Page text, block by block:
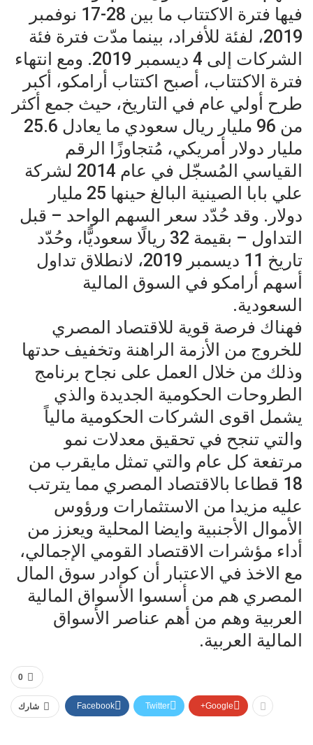
فيها فترة الاكتتاب ما بين 28-17 نوفمبر
2019، لفئة للأفراد، بينما مدّت فترة فئة
الشركات إلى 4 ديسمبر 2019. ومع انتهاء
فترة الاكتتاب، أصبح اكتتاب أرامكو، أكبر
طرح أولي عام في التاريخ، حيث جمع أكثر
من 96 مليار ريال سعودي ما يعادل 25.6
مليار دولار أمريكي، مُتجاوزًا الرقم
القياسي المُسجّل في عام 2014 لشركة
علي بابا الصينية البالغ حينها 25 مليار
دولار. وقد حُدّد سعر السهم الواحد – قبل
التداول – بقيمة 32 ريالًا سعوديًّا، وحُدّد
تاريخ 11 ديسمبر 2019، لانطلاق تداول
أسهم أرامكو في السوق المالية
السعودية.
فهناك فرصة قوية للاقتصاد المصري
للخروج من الأزمة الراهنة وتخفيف حدتها
وذلك من خلال العمل على نجاح برنامج
الطروحات الحكومية الجديدة والذي
يشمل اقوى الشركات الحكومية مالياً
والتي تنجح في تحقيق معدلات نمو
مرتفعة كل عام والتي تمثل مايقرب من
18 قطاعا بالاقتصاد المصري مما يترتب
عليه مزيدا من الاستثمارات ورؤوس
الأموال الأجنبية وايضا المحلية ويعزز من
أداء مؤشرات الاقتصاد القومي الإجمالي،
مع الاخذ في الاعتبار أن كوادر سوق المال
المصري هم من أسسوا الأسواق المالية
العربية وهم من أهم عناصر الأسواق
المالية العربية.
0
شارك Facebook Twitter Google+